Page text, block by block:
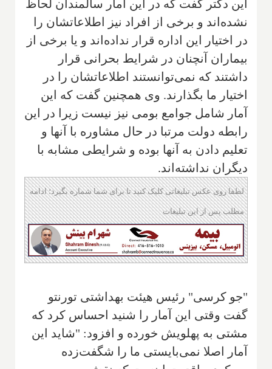
این دکتر گفت که در این آمار سالمندان لحاظ
نشده‌اند و برخی از افراد نیز اطلاعاتشان را
در اختیار این اداره قرار نداده‌اند و یا برخی از
بیماران آنچنان در شرایط بحرانی قرار
داشتند که نمی‌توانستند اطلاعاتشان را در
اختیار ما بگذارند. وی همچنین گفت که این
آمار شامل جوامع بومی نیز نیست زیرا در این
رابطه دولت مرتبا در حال مشاوره با آنها و
تعلیم دادن به آنها بوده و شرایطی مشابه با
دیگران نداشته‌اند.
لطفا روی عکس تبلیغاتی کلیک کنید تا برای شما شماره بگیرد؛ ادامه
مطلب پس از این تبلیغات
"جو کرسی" رئیس هیئت بهداشتی تورنتو
گفت وقتی این آمار را شنید احساس کرد که
مشتی به پهلویش خورده و افزود: "شاید این
آمار اصلا نمی‌بایستی ما را شگفت‌زده